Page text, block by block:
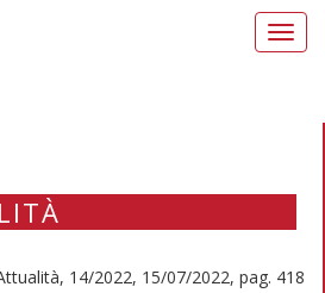
14/2022, 15/07/2022, pag. 418